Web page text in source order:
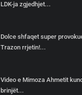
LDK-ja zgjedhjet...
Dolce shfaqet super
Trazon rrjetin!...
Video e Mimoza Ahmetit
brinjët...